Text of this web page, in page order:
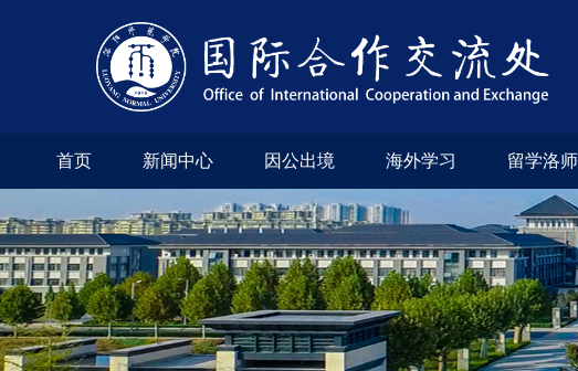
首页 新闻中心 因公出境 海外学习 留学洛师